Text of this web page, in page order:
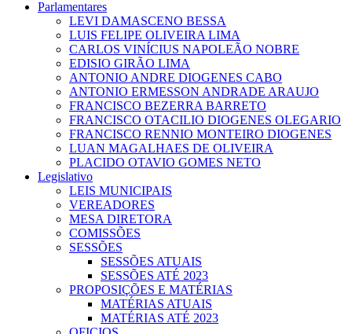
Parlamentares
LEVI DAMASCENO BESSA
LUIS FELIPE OLIVEIRA LIMA
CARLOS VINÍCIUS NAPOLEÃO NOBRE
EDISIO GIRÃO LIMA
ANTONIO ANDRE DIOGENES CABO
ANTONIO ERMESSON ANDRADE ARAUJO
FRANCISCO BEZERRA BARRETO
FRANCISCO OTACILIO DIOGENES OLEGARIO
FRANCISCO RENNIO MONTEIRO DIOGENES
LUAN MAGALHAES DE OLIVEIRA
PLACIDO OTAVIO GOMES NETO
Legislativo
LEIS MUNICIPAIS
VEREADORES
MESA DIRETORA
COMISSÕES
SESSÕES
SESSÕES ATUAIS
SESSÕES ATÉ 2023
PROPOSIÇÕES E MATÉRIAS
MATÉRIAS ATUAIS
MATÉRIAS ATÉ 2023